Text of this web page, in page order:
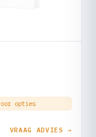
opties
VRAAG ADVIES →